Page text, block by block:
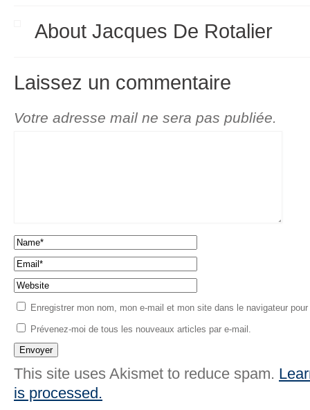
About Jacques De Rotalier
Laissez un commentaire
Votre adresse mail ne sera pas publiée.
Enregistrer mon nom, mon e-mail et mon site dans le navigateur
Prévenez-moi de tous les nouveaux articles par e-mail.
This site uses Akismet to reduce spam.
is processed.